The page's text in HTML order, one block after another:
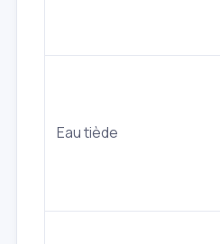
Eau tiède